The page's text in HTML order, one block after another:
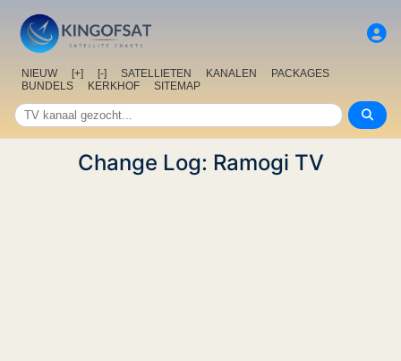
NIEUW [+] [-] SATELLIETEN KANALEN
PACKAGES
BUNDELS
KERKHOF SITEMAP
Change Log: Ramogi TV